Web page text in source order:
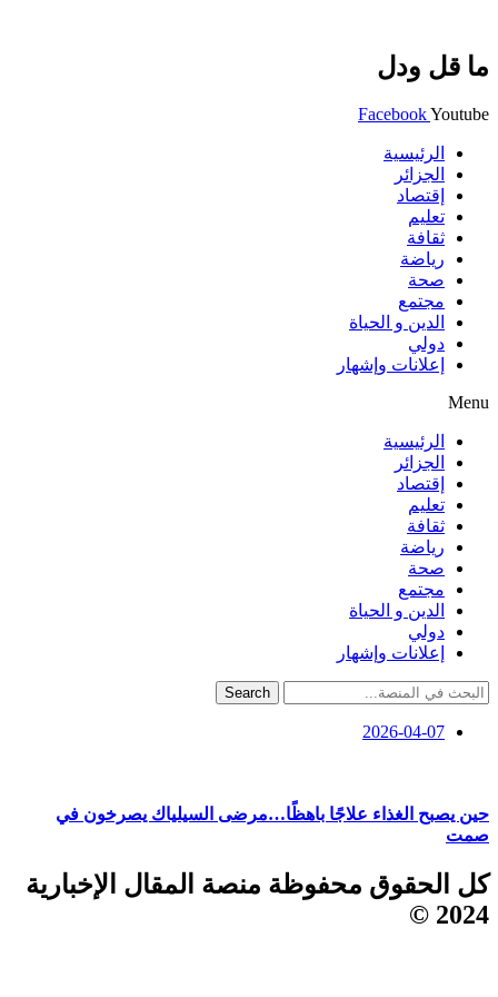
ما قل ودل
FacebookYoutube
الرئيسية
الجزائر
إقتصاد
تعليم
ثقافة
رياضة
صحة
مجتمع
الدين و الحياة
دولي
إعلانات وإشهار
Menu
الرئيسية
الجزائر
إقتصاد
تعليم
ثقافة
رياضة
صحة
مجتمع
الدين و الحياة
دولي
إعلانات وإشهار
Search
2026-04-07
حين يصبح الغذاء علاجًا باهظًا…مرضى السيلياك يصرخون في
صمت
كل الحقوق محفوظة منصة المقال الإخبارية
2024 ©